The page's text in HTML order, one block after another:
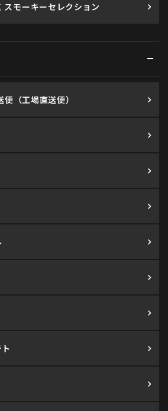
モーキーセレクション
（工場直送便）